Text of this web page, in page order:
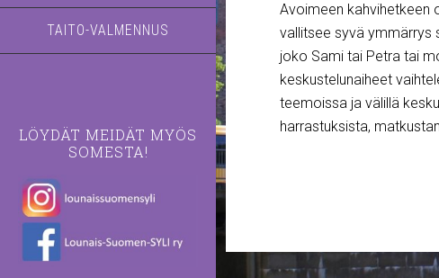
TAITO-VALMENNUS
LÖYDÄT MEIDÄT MYÖS
SOMESTA!
Avoimeen kahvihetkeen
vallitsee syvä ymmärrys
joko Sami tai Petra tai
keskustelunaiheet
teemoissa ja välillä
harrastuksista,